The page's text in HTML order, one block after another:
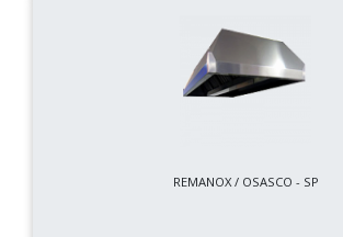
REMANOX / OSASCO - SP